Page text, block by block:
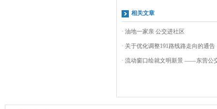
相关文章
· 油地一家亲 公交进社区
· 关于优化调整191路线路走向的通告
· 流动窗口绘就文明新景 ——东营公